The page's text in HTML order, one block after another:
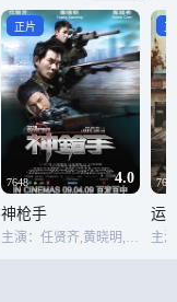
7648 4.0
正片
神枪手
主演：任贤齐,黄晓明,陈冠希,叶璇,刘浩龙,廖启智,邓健泓,方皓玟,王秀琳,高捷,林保怡,刘国昌
7648
正
运